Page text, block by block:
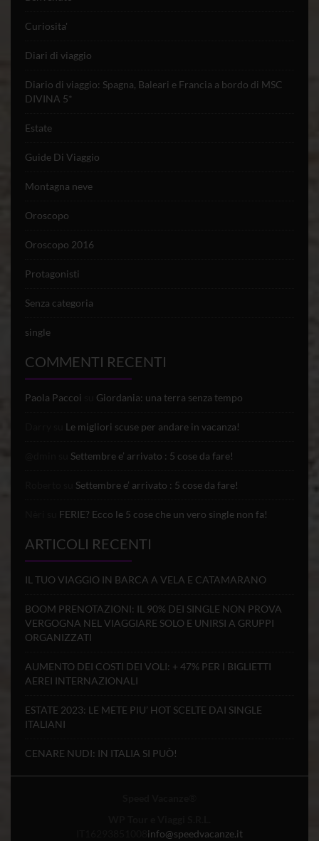
Curiosita'
Diari di viaggio
Diario di viaggio: Spagna, Baleari e Francia a bordo di MSC
DIVINA 5*
Estate
Guide Di Viaggio
Montagna neve
Oroscopo
Oroscopo 2016
Protagonisti
Senza categoria
single
COMMENTI RECENTI
Paola Paccoi Giordania: una terra senza tempo
Le migliori scuse per andare in vacanza!
Settembre e’ arrivato : 5 cose da fare!
Settembre e’ arrivato : 5 cose da fare!
FERIE? Ecco le 5 cose che un vero single non fa!
ARTICOLI RECENTI
IL TUO VIAGGIO IN BARCA A VELA E CATAMARANO
BOOM PRENOTAZIONI: IL 90% DEI SINGLE NON PROVA
VERGOGNA NEL VIAGGIARE SOLO E UNIRSI A GRUPPI
ORGANIZZATI
AUMENTO DEI COSTI DEI VOLI: + 47% PER I BIGLIETTI
AEREI INTERNAZIONALI
ESTATE 2023: LE METE PIU’ HOT SCELTE DAI SINGLE
ITALIANI
CENARE NUDI: IN ITALIA SI PUÒ!
info@speedvacanze.it